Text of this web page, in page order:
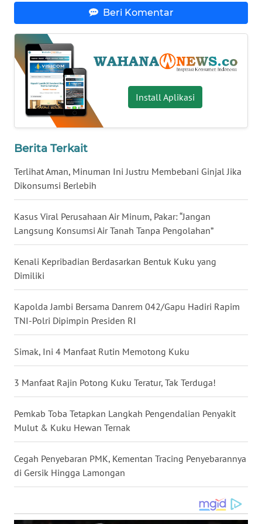
Beri Komentar
Install Aplikasi
Berita Terkait
Terlihat Aman, Minuman Ini Justru Membebani Ginjal Jika
Dikonsumsi Berlebih
Kasus Viral Perusahaan Air Minum, Pakar: “Jangan
Langsung Konsumsi Air Tanah Tanpa Pengolahan”
Kenali Kepribadian Berdasarkan Bentuk Kuku yang
Dimiliki
Kapolda Jambi Bersama Danrem 042/Gapu Hadiri Rapim
TNI-Polri Dipimpin Presiden RI
Simak, Ini 4 Manfaat Rutin Memotong Kuku
3 Manfaat Rajin Potong Kuku Teratur, Tak Terduga!
Pemkab Toba Tetapkan Langkah Pengendalian Penyakit
Mulut & Kuku Hewan Ternak
Cegah Penyebaran PMK, Kementan Tracing Penyebarannya
di Gersik Hingga Lamongan
SERAMBI
WN
JAMBI
WN
SULTRA
WN
WN
WN
SULBAR
WN
BABEL
WN
SUMBAR
WN
SUMSEL
WN
LAMPUNG